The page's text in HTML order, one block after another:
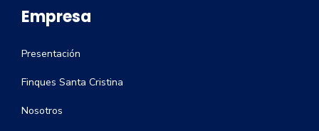
Empresa
Presentación
Finques Santa Cristina
Nosotros